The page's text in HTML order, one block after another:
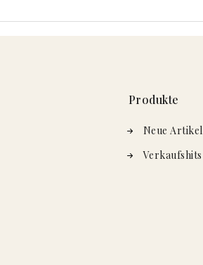
Produkte
Neue Artikel
Verkaufshits